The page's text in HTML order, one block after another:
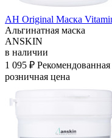
АН Original Маска
Альгинатная маска
ANSKIN
в наличии
1 095 ₽ Рекомендованная
розничная цена